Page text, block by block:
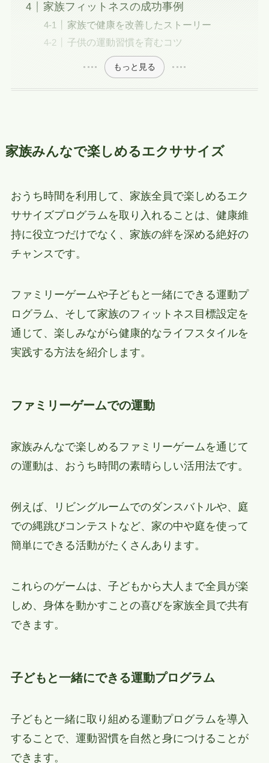
家族フィットネスの成功事例
家族で健康を改善したストーリー
子供の運動習慣を育むコツ
もっと見る
家族みんなで楽しめるエクササイズ
おうち時間を利用して、家族全員で楽しめるエク
ササイズプログラムを取り入れることは、健康維
持に役立つだけでなく、家族の絆を深める絶好の
チャンスです。
ファミリーゲームや子どもと一緒にできる運動プ
ログラム、そして家族のフィットネス目標設定を
通じて、楽しみながら健康的なライフスタイルを
実践する方法を紹介します。
ファミリーゲームでの運動
家族みんなで楽しめるファミリーゲームを通じて
の運動は、おうち時間の素晴らしい活用法です。
例えば、リビングルームでのダンスバトルや、庭
での縄跳びコンテストなど、家の中や庭を使って
簡単にできる活動がたくさんあります。
これらのゲームは、子どもから大人まで全員が楽
しめ、身体を動かすことの喜びを家族全員で共有
できます。
子どもと一緒にできる運動プログラム
子どもと一緒に取り組める運動プログラムを導入
することで、運動習慣を自然と身につけることが
できます。